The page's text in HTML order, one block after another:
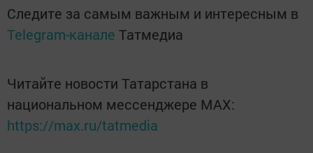
Следите за самым важным и интересным в
Telegram-канале Татмедиа
Читайте новости Татарстана в
национальном мессенджере MАХ:
https://max.ru/tatmedia